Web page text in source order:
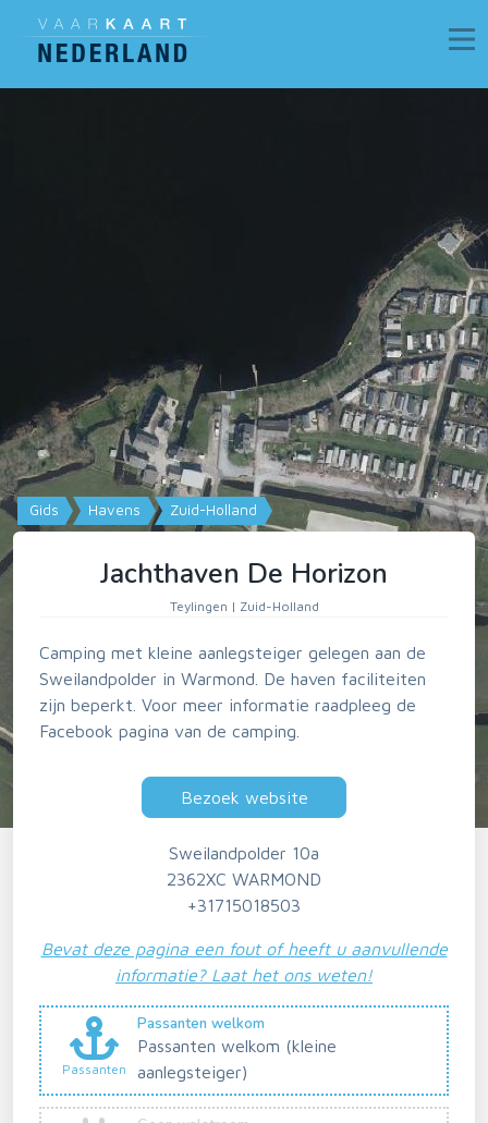
Gids Havens Zuid-Holland
Jachthaven De Horizon
Teylingen | Zuid-Holland
Camping met kleine aanlegsteiger gelegen aan de
Sweilandpolder in Warmond. De haven faciliteiten
zijn beperkt. Voor meer informatie raadpleeg de
Facebook pagina van de camping.
Bezoek website
Sweilandpolder 10a
2362XC WARMOND
+31715018503
Bevat deze pagina een fout of heeft u aanvullende
informatie? Laat het ons weten!
Passanten
Passanten welkom
Passanten welkom (kleine
aanlegsteiger)